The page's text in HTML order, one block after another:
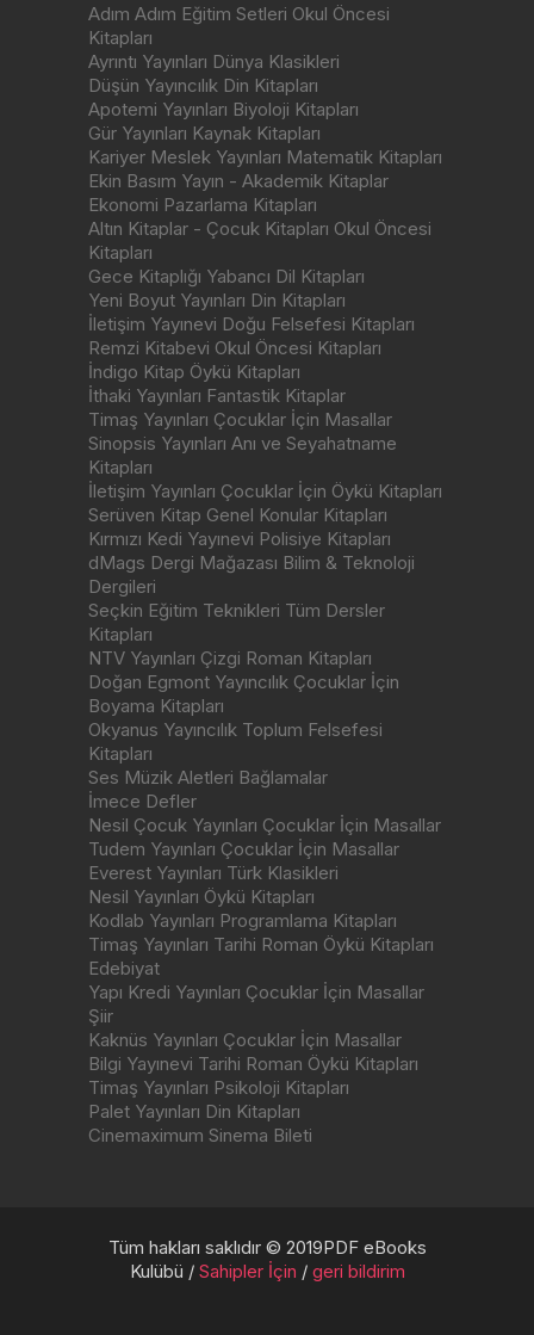
Adım Adım Eğitim Setleri Okul Öncesi
Kitapları
Ayrıntı Yayınları Dünya Klasikleri
Düşün Yayıncılık Din Kitapları
Apotemi Yayınları Biyoloji Kitapları
Gür Yayınları Kaynak Kitapları
Kariyer Meslek Yayınları Matematik Kitapları
Ekin Basım Yayın - Akademik Kitaplar
Ekonomi Pazarlama Kitapları
Altın Kitaplar - Çocuk Kitapları Okul Öncesi
Kitapları
Gece Kitaplığı Yabancı Dil Kitapları
Yeni Boyut Yayınları Din Kitapları
İletişim Yayınevi Doğu Felsefesi Kitapları
Remzi Kitabevi Okul Öncesi Kitapları
İndigo Kitap Öykü Kitapları
İthaki Yayınları Fantastik Kitaplar
Timaş Yayınları Çocuklar İçin Masallar
Sinopsis Yayınları Anı ve Seyahatname
Kitapları
İletişim Yayınları Çocuklar İçin Öykü Kitapları
Serüven Kitap Genel Konular Kitapları
Kırmızı Kedi Yayınevi Polisiye Kitapları
dMags Dergi Mağazası Bilim & Teknoloji
Dergileri
Seçkin Eğitim Teknikleri Tüm Dersler
Kitapları
NTV Yayınları Çizgi Roman Kitapları
Doğan Egmont Yayıncılık Çocuklar İçin
Boyama Kitapları
Okyanus Yayıncılık Toplum Felsefesi
Kitapları
Ses Müzik Aletleri Bağlamalar
İmece Defler
Nesil Çocuk Yayınları Çocuklar İçin Masallar
Tudem Yayınları Çocuklar İçin Masallar
Everest Yayınları Türk Klasikleri
Nesil Yayınları Öykü Kitapları
Kodlab Yayınları Programlama Kitapları
Timaş Yayınları Tarihi Roman Öykü Kitapları
Edebiyat
Yapı Kredi Yayınları Çocuklar İçin Masallar
Şiir
Kaknüs Yayınları Çocuklar İçin Masallar
Bilgi Yayınevi Tarihi Roman Öykü Kitapları
Timaş Yayınları Psikoloji Kitapları
Palet Yayınları Din Kitapları
Cinemaximum Sinema Bileti
Tüm hakları saklıdır © 2019PDF eBooks
Kulübü / Sahipler İçin / geri bildirim